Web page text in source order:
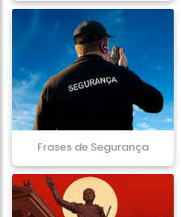
Frases de Segurança